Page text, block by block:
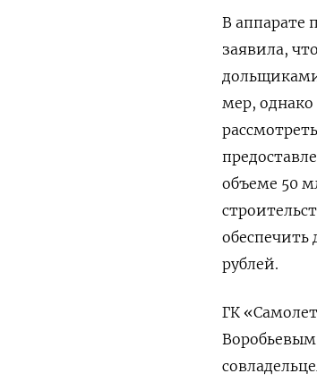
В аппарате
заявила,
мер,
объеме 50
обеспечить
рублей.
ГК